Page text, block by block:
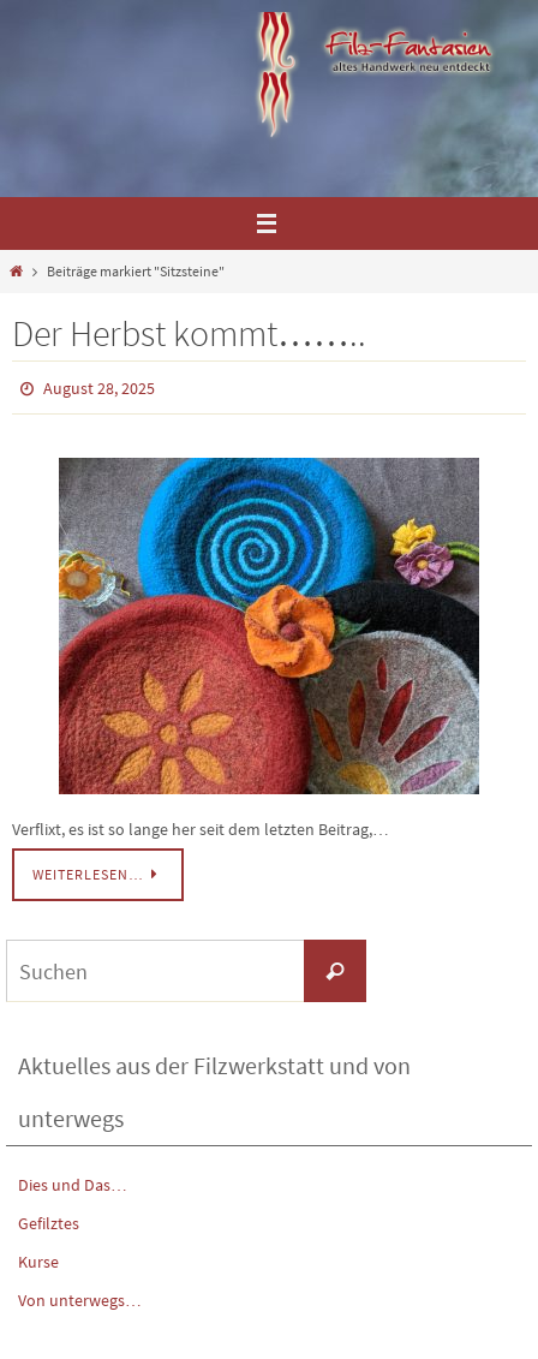
HomeBeiträge markiert "Sitzsteine"
Der Herbst kommt……..
August 28, 2025
Verflixt, es ist so lange her seit dem letzten Beitrag,…
WEITERLESEN…
Suchen
Aktuelles aus der Filzwerkstatt und von
unterwegs
Dies und Das…
Gefilztes
Kurse
Von unterwegs…